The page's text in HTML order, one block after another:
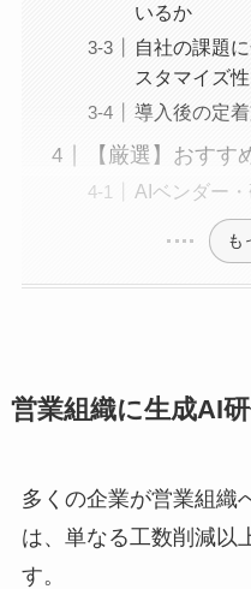
いるか
自社の課題
スタマイズ性
導入後の定
【厳選】おす
AIベンダー
も
営業組織に生成AI
多くの企業が営業組織
は、単なる工数削減以
す。